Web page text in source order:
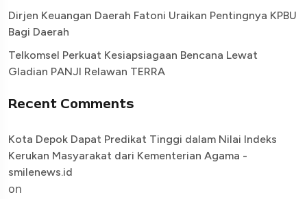
Dirjen Keuangan Daerah Fatoni Uraikan Pentingnya KPBU
Bagi Daerah
Telkomsel Perkuat Kesiapsiagaan Bencana Lewat
Gladian PANJI Relawan TERRA
Recent Comments
Kota Depok Dapat Predikat Tinggi dalam Nilai Indeks
Kerukan Masyarakat dari Kementerian Agama -
smilenews.id
on